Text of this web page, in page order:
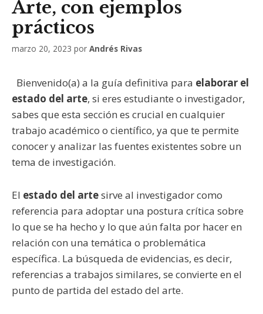
Arte, con ejemplos
prácticos
marzo 20, 2023 por Andrés Rivas
Bienvenido(a) a la guía definitiva para elaborar el
estado del arte, si eres estudiante o investigador,
sabes que esta sección es crucial en cualquier
trabajo académico o científico, ya que te permite
conocer y analizar las fuentes existentes sobre un
tema de investigación.
El estado del artesirve al investigador como
referencia para adoptar una postura crítica sobre
lo que se ha hecho y lo que aún falta por hacer en
relación con una temática o problemática
específica. La búsqueda de evidencias, es decir,
referencias a trabajos similares, se convierte en el
punto de partida del estado del arte.